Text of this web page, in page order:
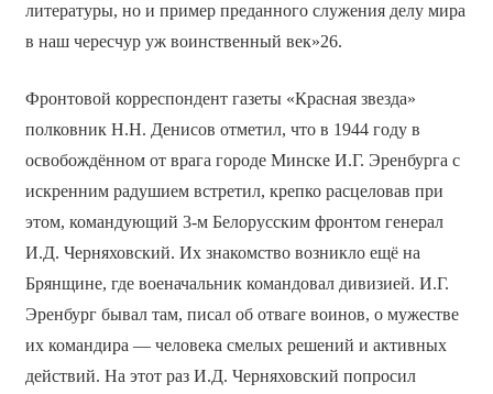
литературы, но и пример преданного служения делу мира
в наш чересчур уж воинственный век»26.
Фронтовой корреспондент газеты «Красная звезда»
полковник Н.Н. Денисов отметил, что в 1944 году в
освобождённом от врага городе Минске И.Г. Эренбурга с
искренним радушием встретил, крепко расцеловав при
этом, командующий 3-м Белорусским фронтом генерал
И.Д. Черняховский. Их знакомство возникло ещё на
Брянщине, где военачальник командовал дивизией. И.Г.
Эренбург бывал там, писал об отваге воинов, о мужестве
их командира — человека смелых решений и активных
действий. На этот раз И.Д. Черняховский попросил